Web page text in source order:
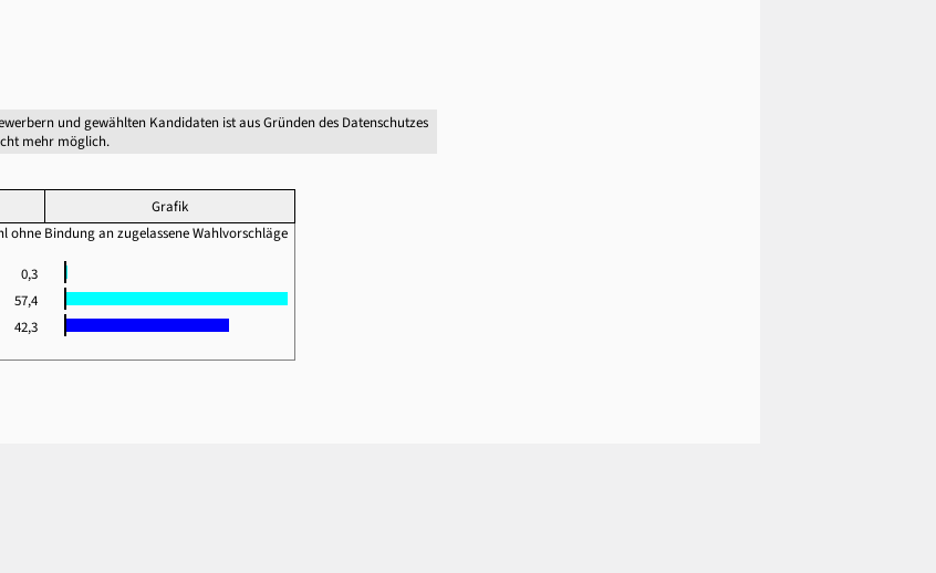
und gewählten Kandidaten ist aus Gründen des Datenschutzes
mehr möglich.
Grafik
ohne Bindung an zugelassene Wahlvorschläge
0,3
57,4
42,3